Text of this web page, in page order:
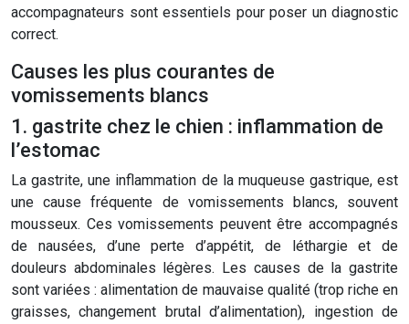
accompagnateurs sont essentiels pour poser un diagnostic
correct.
Causes les plus courantes de
vomissements blancs
1. gastrite chez le chien : inflammation de
l’estomac
La gastrite, une inflammation de la muqueuse gastrique, est
une cause fréquente de vomissements blancs, souvent
mousseux. Ces vomissements peuvent être accompagnés
de nausées, d’une perte d’appétit, de léthargie et de
douleurs abdominales légères. Les causes de la gastrite
sont variées : alimentation de mauvaise qualité (trop riche en
graisses, changement brutal d’alimentation), ingestion de